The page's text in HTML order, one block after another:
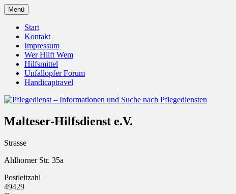
Zum
Inhalt
springen
Pflegedienst – Informationen
Menü
Start
Kontakt
Impressum
Wer Hilft Wem
Hilfsmittel
Unfallopfer Forum
Handicaptravel
Malteser-Hilfsdienst e.V.
Strasse
Ahlhorner Str. 35a
Postleitzahl
49429